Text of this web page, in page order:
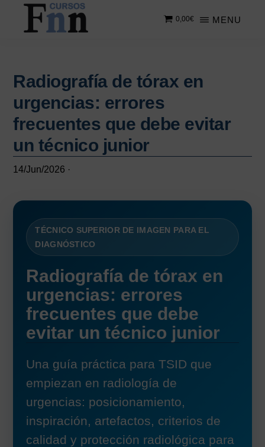
Saltar
contenido
Saltar
principal
online
MENU
0,00€
Radiografía de tórax en
urgencias: errores
frecuentes que debe evitar
un técnico junior
14/Jun/2026 ·
TÉCNICO SUPERIOR DE IMAGEN PARA EL
DIAGNÓSTICO
Radiografía de tórax en
urgencias: errores
frecuentes que debe
evitar un técnico junior
Una guía práctica para TSID que
empiezan en radiología de
urgencias: posicionamiento,
inspiración, artefactos, criterios de
calidad y protección radiológica para